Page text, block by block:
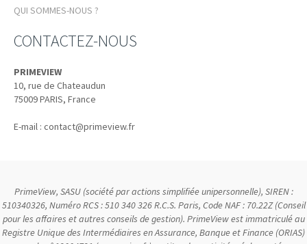
QUI SOMMES-NOUS ?
CONTACTEZ-NOUS
PRIMEVIEW
10, rue de Chateaudun
75009PARIS, France
E-mail :contact@primeview.fr
PrimeView, SASU (société par actions simplifiée unipersonnelle), SIREN :
510340326, Numéro RCS : 510 340 326 R.C.S. Paris, Code NAF : 70.22Z (Conseil
pour les affaires et autres conseils de gestion). PrimeView est immatriculé au
Registre Unique des Intermédiaires en Assurance, Banque et Finance (ORIAS)